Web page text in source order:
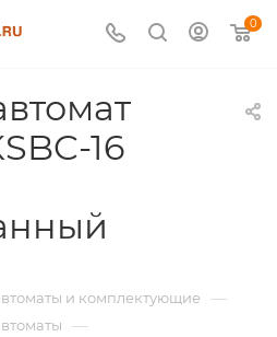
0
16
и комплектующие —
—